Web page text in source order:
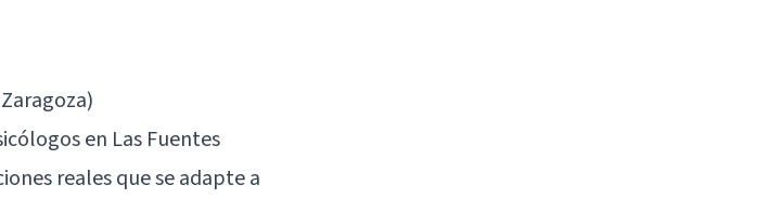
en Las Fuentes
reales que se adapte a